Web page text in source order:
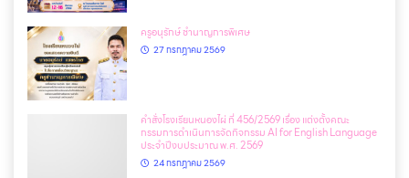
ครูอนุรักษ์ ชำนาญการพิเศษ
27 กรกฎาคม 2569
คำสั่งโรงเรียนหนองไผ่ ที่ 456/2569 เรื่อง แต่งตั้งคณะ
กรรมการดำเนินการจัดกิจกรรม AI for English Language
ประจำปีงบประมาณ พ.ศ. 2569
24 กรกฎาคม 2569